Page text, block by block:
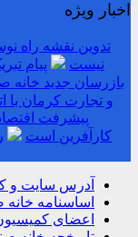
اخبار ویژه
تدوین نقشه راه
نیست
پیام
بازرسان جدید خانه
و تجارت کرمان با
پیشرفت
کارآفرین است
آدرس سایت و
اساسنامه
اعضای